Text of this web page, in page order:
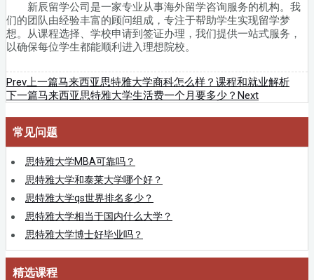
新辰留学公司是一家专业从事海外留学咨询服务的机构。我
们的团队由经验丰富的顾问组成，专注于帮助学生实现留学梦
想。从课程选择、学校申请到签证办理，我们提供一站式服务，
以确保每位学生都能顺利进入理想院校。
Prev上一篇马来西亚思特雅大学商科怎么样？课程和就业解析
下一篇马来西亚思特雅大学生活费一个月要多少？ Next
常见问题
思特雅大学MBA可靠吗？
思特雅大学和泰莱大学哪个好？
思特雅大学qs世界排名多少？
思特雅大学相当于国内什么大学？
思特雅大学博士好毕业吗？
精选课程